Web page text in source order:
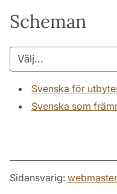
Scheman
Svenska för
Svenska som
Sidansvarig: webmaster